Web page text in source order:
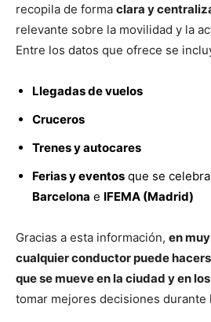
recopila de forma clara y
relevante sobre la movilidad y la
Entre los datos que ofrece se
Llegadas de vuelos
Cruceros
Trenes y autocares
Ferias y eventos que se
Barcelona e IFEMA (Madrid)
Gracias a esta información, en
cualquier conductor puede
que se mueve en la ciudad y en
tomar mejores decisiones durante